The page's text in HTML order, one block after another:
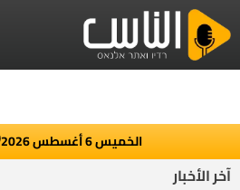
الخميس 6 أغسطس 2026
آخر الأخبار